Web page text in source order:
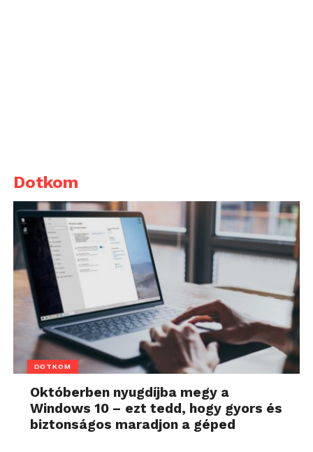
Dotkom
DOTKOM
Októberben nyugdíjba megy a
Windows 10 – ezt tedd, hogy gyors és
biztonságos maradjon a géped